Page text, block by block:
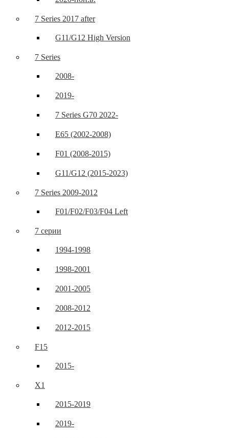
7 Series 2017 after
G11/G12 High Version
7 Series
2008-
2019-
7 Series G70 2022-
E65 (2002-2008)
F01 (2008-2015)
G11/G12 (2015-2023)
7 Series 2009-2012
F01/F02/F03/F04 Left
7 серии
1994-1998
1998-2001
2001-2005
2008-2012
2012-2015
F15
2015-
X1
2015-2019
2019-